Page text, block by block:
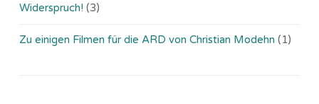
Widerspruch! (3)
Zu einigen Filmen für die ARD von Christian Modehn (1)